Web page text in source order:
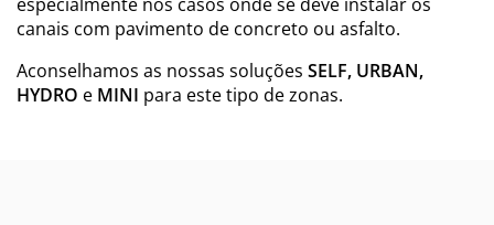
canais com pavimento de concreto ou asfalto.
Aconselhamos as nossas soluções SELF, URBAN,
HYDRO e MINI para este tipo de zonas.